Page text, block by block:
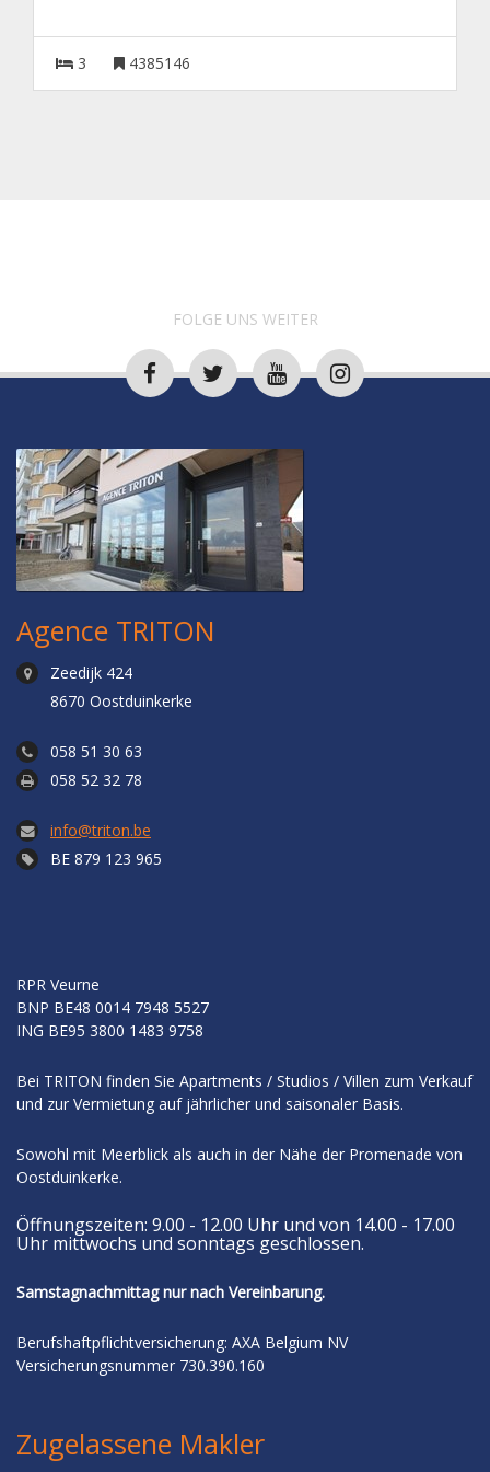
3 4385146
FOLGE UNS WEITER
Agence TRITON
Zeedijk 424
8670 Oostduinkerke
058 51 30 63
058 52 32 78
info@triton.be
BE 879 123 965
RPR Veurne
BNP BE48 0014 7948 5527
ING BE95 3800 1483 9758
Bei TRITON finden Sie Apartments / Studios / Villen zum Verkauf
und zur Vermietung auf jährlicher und saisonaler Basis.
Sowohl mit Meerblick als auch in der Nähe der Promenade von
Oostduinkerke.
Öffnungszeiten: 9.00 - 12.00 Uhr und von 14.00 - 17.00
Uhr mittwochs und sonntags geschlossen.
Samstagnachmittag nur nach Vereinbarung.
Berufshaftpflichtversicherung: AXA Belgium NV
Versicherungsnummer 730.390.160
Zugelassene Makler